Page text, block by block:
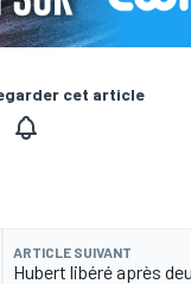
cet article
ARTICLE SUIVANT
Hubert libéré après